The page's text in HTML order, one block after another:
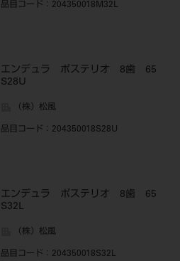
品目コード ：204350018M32L
エンデュラ ポステリオ 8歯 65
S28U
（株）松風
品目コード ：204350018S28U
エンデュラ ポステリオ 8歯 65
S32L
（株）松風
品目コード ：204350018S32L